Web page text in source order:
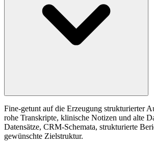
Fine-getunt auf die Erzeugung strukturierter
rohe Transkripte, klinische Notizen und alte
Datensätze, CRM-Schemata, strukturierte
gewünschte Zielstruktur.